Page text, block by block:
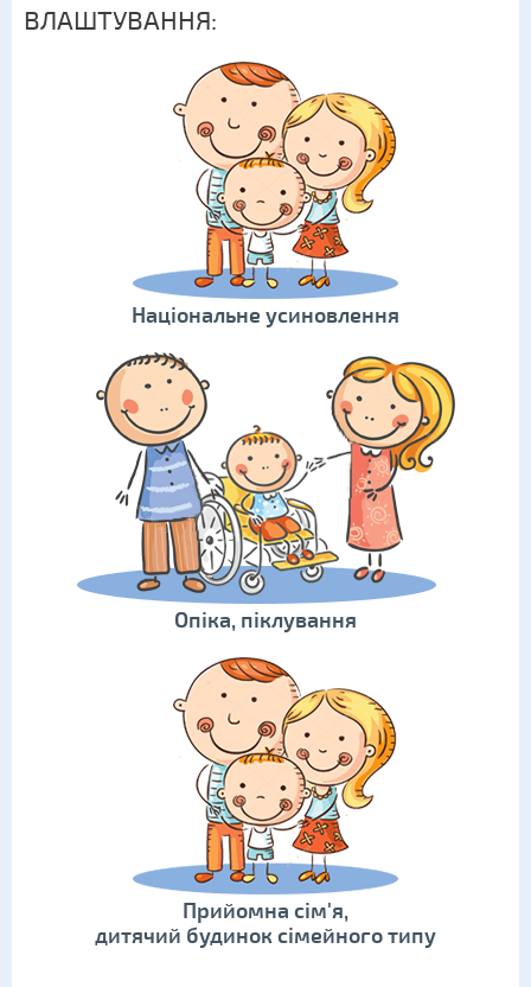
ВЛАШТУВАННЯ:
Національне усиновлення
Опіка, піклування
Прийомна сім'я,
дитячий будинок сімейного типу